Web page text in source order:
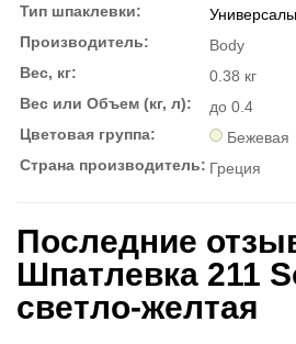
Тип шпаклевки:
Производитель:
Body
Вес, кг:
0.38 кг
Вес или Объем (кг, л):
до 0.4
Цветовая группа:
Бежевая
Страна производитель: Греция
Последние
Шпатлевка 211
светло-желтая